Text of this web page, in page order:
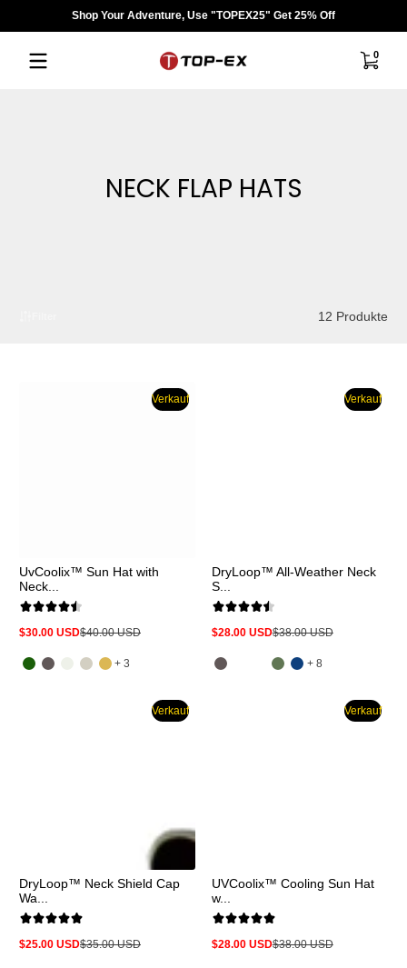
Zum Inhalt springenShop Your Adventure, Use "TOPEX25" Get 25% Off
00
NECK FLAP HATS
12 Produkte
Verkauf
UvCoolix™ Sun Hat with
Neck...
Verkaufspreis
$30.00 USD
Regulärer
$40.00 USD
+ 3
mehr
Verkauf
DryLoop™ All-Weather Neck
S...
Verkaufspreis
$28.00 USD
Regulärer
$38.00 USD
+ 8und
mehr
Verkauf
DryLoop™ Neck Shield Cap
Wa...
Verkaufspreis
$25.00 USD
Regulärer
$35.00 USD
Verkauf
UVCoolix™ Cooling Sun Hat
w...
Verkaufspreis
$28.00 USD
Regulärer
$38.00 USD